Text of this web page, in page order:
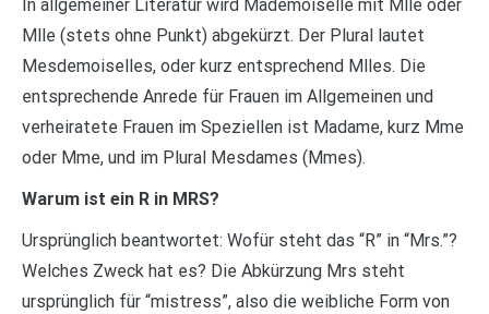
In allgemeiner Literatur wird Mademoiselle mit Mlle oder
Mlle (stets ohne Punkt) abgekürzt. Der Plural lautet
Mesdemoiselles, oder kurz entsprechend Mlles. Die
entsprechende Anrede für Frauen im Allgemeinen und
verheiratete Frauen im Speziellen ist Madame, kurz Mme
oder Mme, und im Plural Mesdames (Mmes).
Warum ist ein R in MRS?
Ursprünglich beantwortet: Wofür steht das “R” in “Mrs.”?
Welches Zweck hat es? Die Abkürzung Mrs steht
ursprünglich für “mistress”, also die weibliche Form von